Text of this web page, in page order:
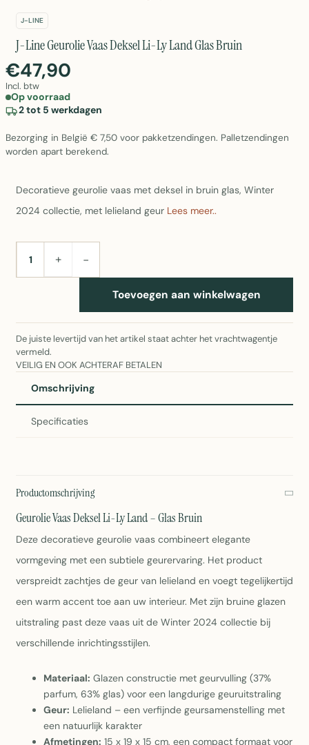
J-LINE
J-Line Geurolie Vaas Deksel Li-Ly Land Glas Bruin
€47,90
Incl. btw
Op voorraad
2 tot 5 werkdagen
Bezorging in België € 7,50 voor pakketzendingen. Palletzendingen
worden apart berekend.
Decoratieve geurolie vaas met deksel in bruin glas, Winter
2024 collectie, met lelieland geur Lees meer..
AANTAL+ −
Toevoegen aan winkelwagen
De juiste levertijd van het artikel staat achter het vrachtwagentje
vermeld.
VEILIG EN OOK ACHTERAF BETALEN
Omschrijving
Specificaties
Productomschrijving
Geurolie Vaas Deksel Li-Ly Land – Glas Bruin
Deze decoratieve geurolie vaas combineert elegante
vormgeving met een subtiele geurervaring. Het product
verspreidt zachtjes de geur van lelieland en voegt tegelijkertijd
een warm accent toe aan uw interieur. Met zijn bruine glazen
uitstraling past deze vaas uit de Winter 2024 collectie bij
verschillende inrichtingsstijlen.
Materiaal: Glazen constructie met geurvulling (37%
parfum, 63% glas) voor een langdurige geuruitstraling
Geur: Lelieland – een verfijnde geursamenstelling met
een natuurlijk karakter
Afmetingen: 15 x 19 x 15 cm, een compact formaat voor